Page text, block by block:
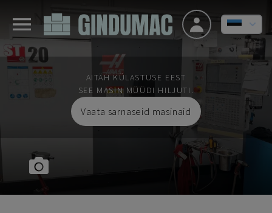
AITÄH KÜLASTUSE EEST
SEE MASIN MÜÜDI HILJUTI.
Vaata sarnaseid masinaid